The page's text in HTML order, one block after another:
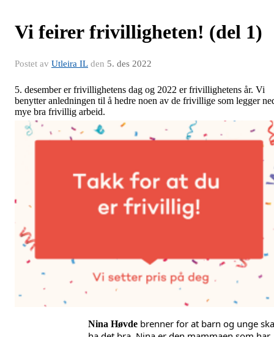
Vi feirer frivilligheten! (del 1)
Postet av Utleira IL den 5. des 2022
5. desember er frivillighetens dag og 2022 er frivillighetens år. Vi
benytter anledningen til å hedre noen av de frivillige som legger
mye bra frivillig arbeid.
Nina Høvde brenner for at barn og unge